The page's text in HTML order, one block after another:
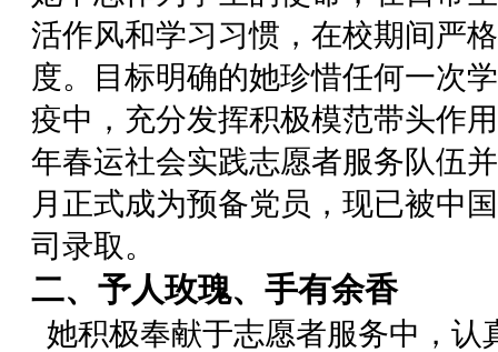
活作风和学习习惯，在校期间严
度。目标明确的她珍惜任何一次
疫中，充分发挥积极模范带头作
年春运社会实践志愿者服务队伍
月正式成为预备党员，现已被中
司录取。
二、予人玫瑰、手有余香
她积极奉献于志愿者服务中，认